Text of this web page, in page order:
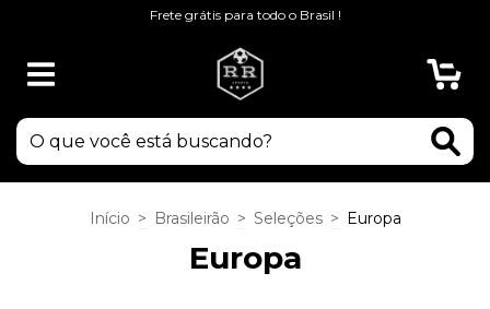
Frete grátis para todo o Brasil !
Início > Brasileirão > Seleções > Europa
Europa